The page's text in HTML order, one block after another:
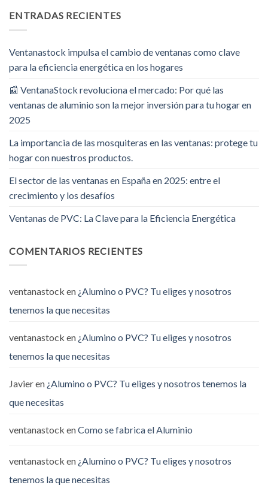
ENTRADAS RECIENTES
Ventanastock impulsa el cambio de ventanas como clave
para la eficiencia energética en los hogares
📰 VentanaStock revoluciona el mercado: Por qué las
ventanas de aluminio son la mejor inversión para tu hogar en
2025
La importancia de las mosquiteras en las ventanas: protege tu
hogar con nuestros productos.
El sector de las ventanas en España en 2025: entre el
crecimiento y los desafíos
Ventanas de PVC: La Clave para la Eficiencia Energética
COMENTARIOS RECIENTES
ventanastock en ¿Alumino o PVC? Tu eliges y nosotros
tenemos la que necesitas
ventanastock en ¿Alumino o PVC? Tu eliges y nosotros
tenemos la que necesitas
Javieren ¿Alumino o PVC? Tu eliges y nosotros tenemos la
que necesitas
ventanastock enComo se fabrica el Aluminio
ventanastock en ¿Alumino o PVC? Tu eliges y nosotros
tenemos la que necesitas